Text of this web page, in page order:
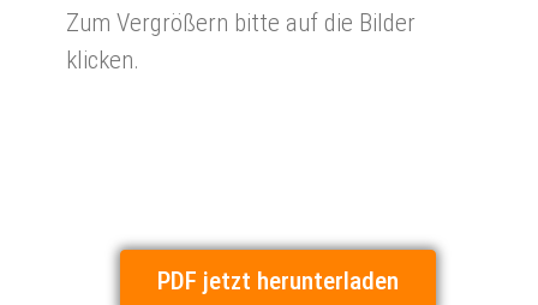
Zum Vergrößern bitte auf die Bilder
klicken.
PDF jetzt herunterladen